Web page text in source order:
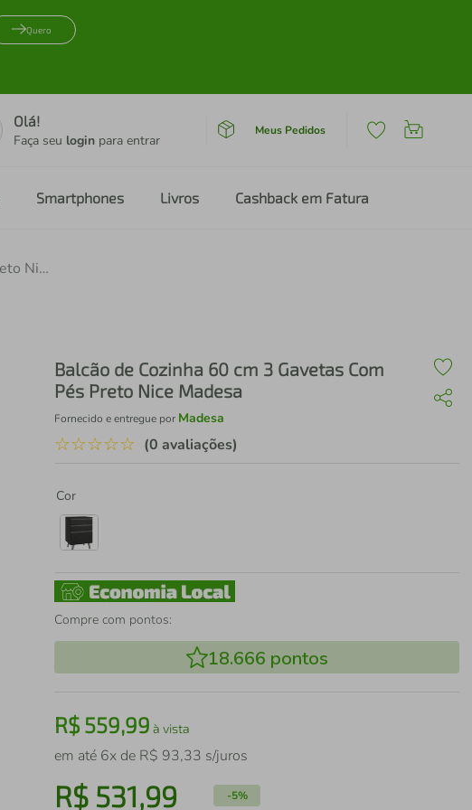
Quero
Olá!
Faça seu login para entrar
Meus Pedidos
Smartphones Livros Cashback em Fatura
Balcão de Cozinha 60 cm 3 Gavetas Com Pés Preto Nice Madesa
Balcão de Cozinha 60 cm 3 Gavetas Com
Pés Preto Nice Madesa
Fornecido e entregue por Madesa
☆☆☆☆☆ (0 avaliações)
Cor
Compre com pontos:
18.666 pontos
R$559,99 à vista
em até 6x de R$ 93,33 s/juros
R$ 531,99 -5%